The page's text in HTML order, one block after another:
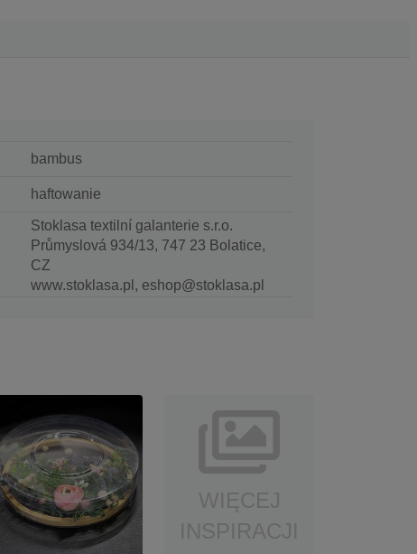
bambus
haftowanie
Stoklasa textilní galanterie s.r.o.
Průmyslová 934/13, 747 23 Bolatice,
CZ
www.stoklasa.pl, eshop@stoklasa.pl